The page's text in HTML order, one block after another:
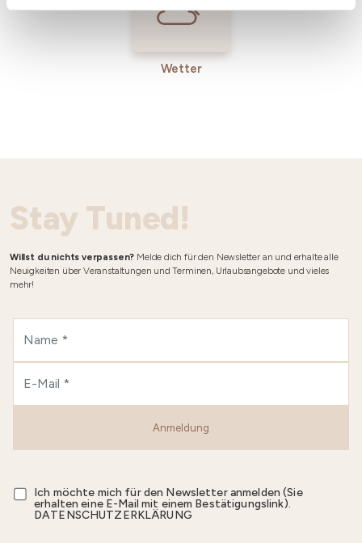
Wetter
Stay Tuned!
Willst du nichts verpassen? Melde dich für den Newsletter an und erhalte alle
Neuigkeiten über Veranstaltungen und Terminen, Urlaubsangebote und vieles
mehr!
Anmeldung
Ich möchte mich für den Newsletter anmelden (Sie
erhalten eine E-Mail mit einem Bestätigungslink).
DATENSCHUTZERKLÄRUNG